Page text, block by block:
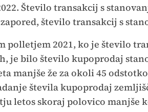
Število transakcij s
število transakcij s
polletjem 2021, ko je število
je bilo število kupoprodaj
manjše že za okoli 45
števila kupoprodaj
letos skoraj polovico manjše